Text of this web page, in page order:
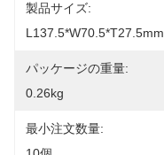
製品サイズ:
L137.5*W70.5*T27.5mm
パッケージの重量:
0.26kg
最小注文数量: